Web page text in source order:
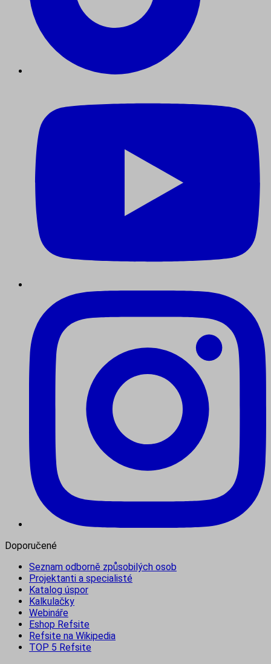
Doporučené
Seznam odborně způsobilých osob
Projektanti a specialisté
Katalog úspor
Kalkulačky
Webináře
Eshop Refsite
Refsite na Wikipedia
TOP 5 Refsite